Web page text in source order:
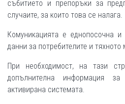
събитието и препоръки за
случаите, за които това се налага.
Комуникацията е еднопосочна
данни за потребителите и
При необходимост, на тази
допълнителна информация
активирана системата.